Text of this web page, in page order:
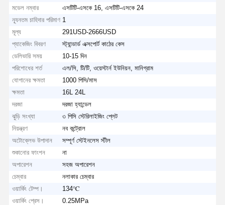
মডেল নম্বার
এসটিটি-এসকে 16, এসটিটি-এসকে 24
ন্যূনতম চাহিদার পরিমাণ 1
মূল্য
291USD-2666USD
প্যাকেজিং বিবরণ
স্ট্যান্ডার্ড এক্সপোর্ট কাঠের কেস
ডেলিভারি সময়
10-15 দিন
পরিশোধের শর্ত
এল/সি, টি/টি, ওয়েস্টার্ন ইউনিয়ন, মানিগ্রাম
যোগানের ক্ষমতা
1000 পিসি/মাস
ক্ষমতা
16L 24L
দরজা
দরজা হ্যান্ডেল
ঝুড়ি সংখ্যা
৩ পিসি স্টেরিলাইজিং প্লেট
নিয়ন্ত্রণ
নব কন্ট্রোল
অটোক্লেভ উপাদান
সম্পূর্ণ স্টেইনলেস স্টীল
শুকানোর ফাংশন
না
অপারেশন
সহজ অপারেশন
চেম্বার
নলাকার চেম্বার
ওয়ার্কিং টেম্প।
134℃
ওয়ার্কিং প্রেস।
0.25MPa